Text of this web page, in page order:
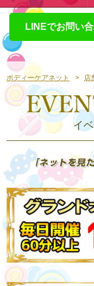
LINEでお問い
ボディーケアネット 店
イ